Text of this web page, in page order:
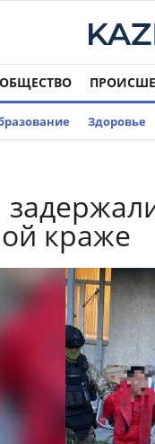
ОБЩЕСТВО
Здоровье
краже